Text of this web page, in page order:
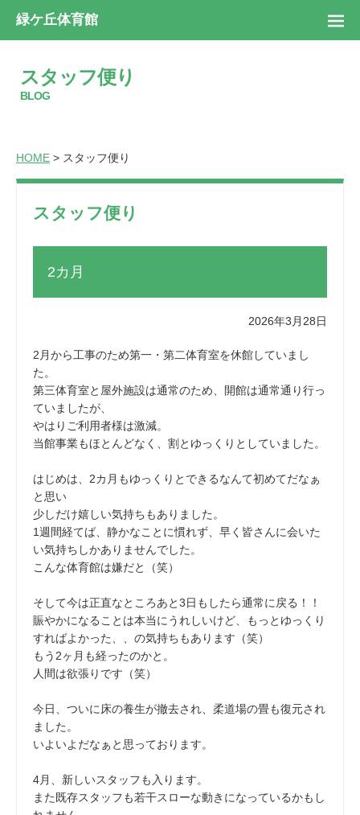
緑ケ丘体育館
スタッフ便り
BLOG
HOME > スタッフ便り
スタッフ便り
2カ月
2026年3月28日
2月から工事のため第一・第二体育室を休館していまし
た。
第三体育室と屋外施設は通常のため、開館は通常通り行っ
ていましたが、
やはりご利用者様は激減。
当館事業もほとんどなく、割とゆっくりとしていました。
はじめは、2カ月もゆっくりとできるなんて初めてだなぁ
と思い
少しだけ嬉しい気持ちもありました。
1週間経てば、静かなことに慣れず、早く皆さんに会いた
い気持ちしかありませんでした。
こんな体育館は嫌だと（笑）
そして今は正直なところあと3日もしたら通常に戻る！！
賑やかになることは本当にうれしいけど、もっとゆっくり
すればよかった、、の気持ちもあります（笑）
もう2ヶ月も経ったのかと。
人間は欲張りです（笑）
今日、ついに床の養生が撤去され、柔道場の畳も復元され
ました。
いよいよだなぁと思っております。
4月、新しいスタッフも入ります。
また既存スタッフも若干スローな動きになっているかもし